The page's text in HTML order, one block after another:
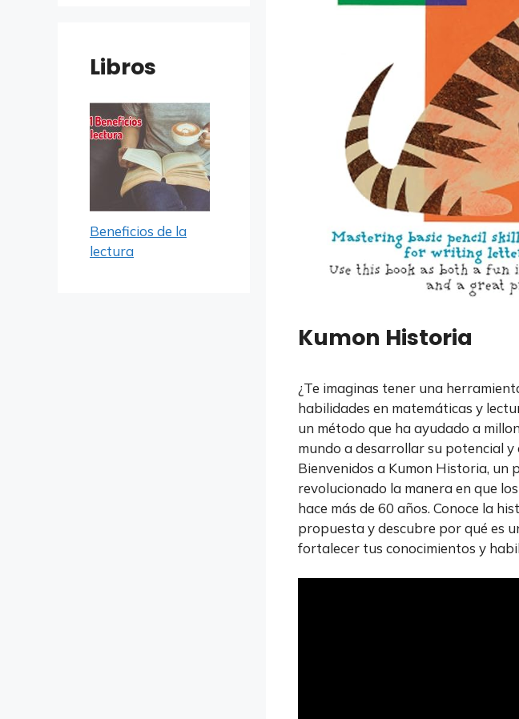
Kumon Historia
¿Te imaginas tener una
habilidades en matemáticas y
un método que ha ayudado a
mundo a desarrollar su potencial y
Bienvenidos a Kumon Historia, un
revolucionado la manera en que
hace más de 60 años. Conoce la
propuesta y descubre por qué es
fortalecer tus conocimientos y
Libros
Beneficios de la
lectura